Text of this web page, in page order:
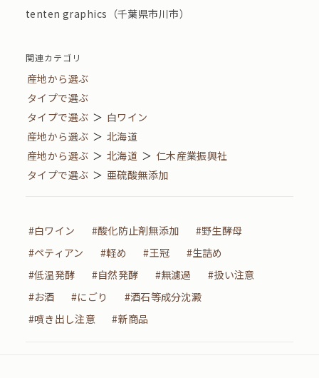
tenten graphics（千葉県市川市）
関連カテゴリ
産地から選ぶ
タイプで選ぶ
タイプで選ぶ ＞ 白ワイン
産地から選ぶ ＞ 北海道
産地から選ぶ ＞ 北海道 ＞ 仁木産業振興社
タイプで選ぶ ＞ 亜硫酸無添加
#白ワイン #酸化防止剤無添加
#野生酵母
#ペティアン
#軽め #王冠
#生詰め
#低温発酵
#自然発酵 #無濾過
#扱い注意
#お酒
#にごり
#酒石等成分沈澱
#噴き出し注意
#新商品